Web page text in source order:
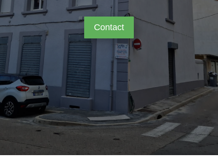
Contact